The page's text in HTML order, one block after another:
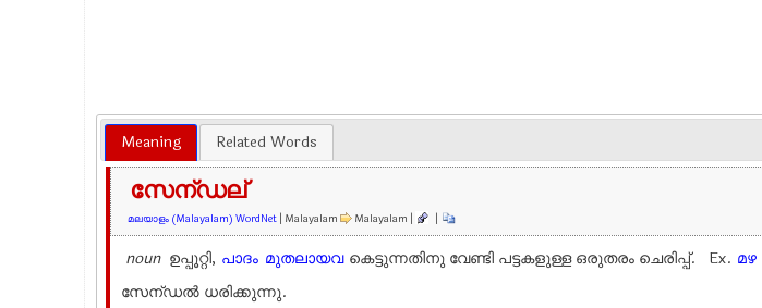
Meaning Related Words
സേന്ഡല്
മലയാളം (Malayalam) WordNet| Malayalam Malayalam | |
noun ഉപ്പൂറ്റി, പാദം മുതലായവകെട്ടുന്നതിനു വേണ്ടി പട്ടകളുള്ള ഒരുതരം ചെരിപ്പ്. Ex. മഴ
സേന്ഡല്‍ ധരിക്കുന്നു.